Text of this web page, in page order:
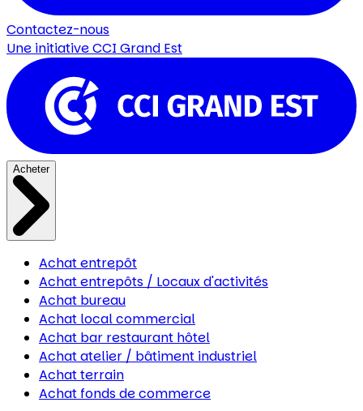
Contactez-nous
Une initiativeCCI Grand Est
Acheter
Achat entrepôt
Achat entrepôts / Locaux d'activités
Achat bureau
Achat local commercial
Achat bar restaurant hôtel
Achat atelier / bâtiment industriel
Achat terrain
Achat fonds de commerce